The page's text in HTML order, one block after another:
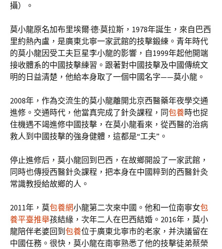
攝）。
莫小龍原名加布里埃爾·德·莫拉斯，1978年誕生，來自巴西
里約熱內盧，是廣東北寧一家武館的技擊鍛練。青年時代
的莫小龍因受工夫巨星李小龍的影響，自1999年起他開端
接收體系的中國技擊練習。跟著對中國技擊及中國傳統文
明的日益清楚，他給本身取了一個中國名字——莫小龍。
2008年，作為交流生的莫小龍離開北京西醫藥年夜學交通
進修。交通時代，他當真完成了針灸課程，同包養時也捉
住機遇不竭進修中國技擊，在莫小龍看來，從西醫的治病
救人到中國技擊的強身健體，這都是“工夫”。
停止進修后，莫小龍回到巴西，在故鄉開設了一家武館，
同時也傳授西醫針灸課程，把本身在中國粹到的西醫針灸
常識教授給故鄉的人。
2011年，莫包養網小龍第二次來中國。他和一位南寧女包
養平臺推舉孩結緣，次年二人在巴西結婚。2016年，莫小
龍陪伴老婆回到 包養位于廣東北寧市的老家，并決議留在
中國任務。很快，莫小龍在南寧熟悉了他的技擊徒弟蔡榮